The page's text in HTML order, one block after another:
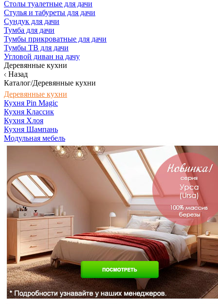
Столы туалетные для дачи
Стулья и табуреты для дачи
Сундук для дачи
Тумба для дачи
Тумбы прикроватные для дачи
Тумбы ТВ для дачи
Угловой диван на дачу
Деревянные кухни
Назад
Каталог/Деревянные кухни
Деревянные кухни
Кухня Pin Magic
Кухня Классик
Кухня Хлоя
Кухня Шампань
Модульная мебель